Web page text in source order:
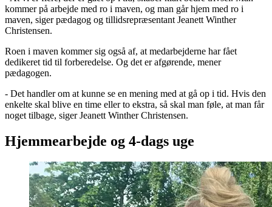
kommer på arbejde med ro i maven, og man går hjem med ro i
maven, siger pædagog og tillidsrepræsentant Jeanett Winther
Christensen.
Roen i maven kommer sig også af, at medarbejderne har fået
dedikeret tid til forberedelse. Og det er afgørende, mener
pædagogen.
- Det handler om at kunne se en mening med at gå op i tid. Hvis den
enkelte skal blive en time eller to ekstra, så skal man føle, at man får
noget tilbage, siger Jeanett Winther Christensen.
Hjemmearbejde og 4-dags uge